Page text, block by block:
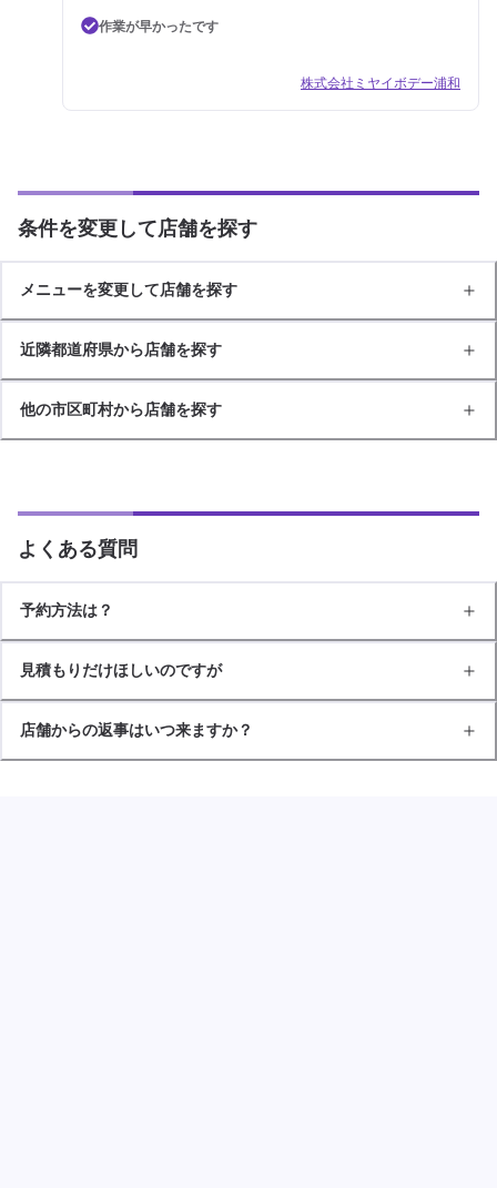
作業が早かったです
株式会社ミヤイボデー浦和
条件を変更して店舗を探す
メニューを変更して店舗を探す
近隣都道府県から店舗を探す
他の市区町村から店舗を探す
よくある質問
予約方法は？
見積もりだけほしいのですが
店舗からの返事はいつ来ますか？